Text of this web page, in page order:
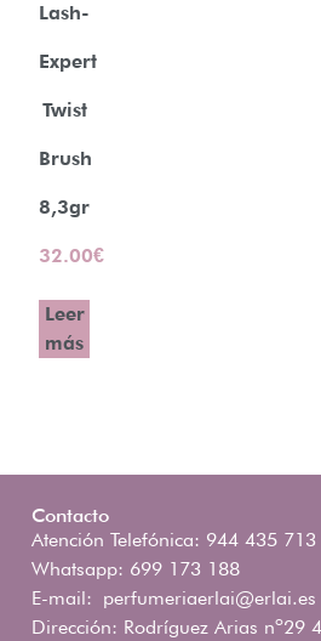
Lash-
Expert
Twist
Brush
8,3gr
32.00€
Leer
más
Contacto
Atención Telefónica: 944 435 713
Whatsapp: 699 173 188
E-mail: perfumeriaerlai@erlai.es
Dirección: Rodríguez Arias nº29